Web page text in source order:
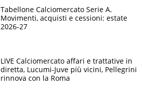
Tabellone Calciomercato Serie A.
Movimenti, acquisti e cessioni: estate
2026-27
LIVE Calciomercato affari e trattative in
diretta, Lucumi-Juve più vicini, Pellegrini
rinnova con la Roma